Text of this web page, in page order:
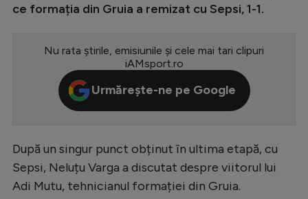
Champions League
Conference League
CM 2026
Premier League
Serie A
Bundesliga
ce formația din Gruia a remizat cu Sepsi, 1-1.
Nu rata știrile, emisiunile și cele mai tari clipuri
iAMsport.ro
Urmărește-ne pe Google
După un singur punct obținut în ultima etapă, cu
Sepsi, Neluțu Varga a discutat despre viitorul lui
Adi Mutu, tehnicianul formației din Gruia.